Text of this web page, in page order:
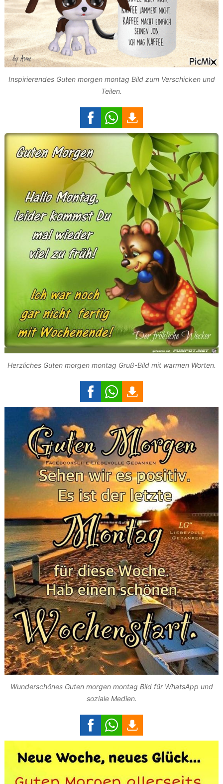
Inspirierendes Guten morgen montag Bild zum Verschicken und
Teilen.
Herzliches Guten morgen montag Gruß-Bild mit warmen Worten.
Wunderschönes Guten morgen montag Bild für WhatsApp und
soziale Medien.